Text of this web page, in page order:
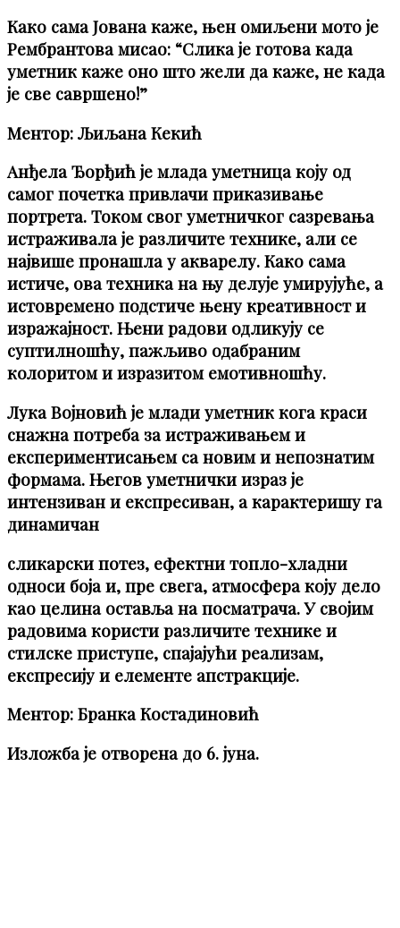
Како сама Јована каже, њен омиљени мото је
Рембрантова мисао: “Слика је готова када
уметник каже оно што жели да каже, не када
је све савршено!”
Ментор: Љиљана Кекић
Анђела Ђорђић је млада уметница коју од
самог почетка привлачи приказивање
портрета. Током свог уметничког сазревања
истраживала је различите технике, али се
највише пронашла у акварелу. Како сама
истиче, ова техника на њу делује умирујуће, а
истовремено подстиче њену креативност и
изражајност. Њени радови одликују се
суптилношћу, пажљиво одабраним
колоритом и изразитом емотивношћу.
Лука Војновић је млади уметник кога краси
снажна потреба за истраживањем и
експериментисањем са новим и непознатим
формама. Његов уметнички израз је
интензиван и експресиван, а карактеришу га
динамичан
сликарски потез, ефектни топло-хладни
односи боја и, пре свега, атмосфера коју дело
као целина оставља на посматрача. У својим
радовима користи различите технике и
стилске приступе, спајајући реализам,
експресију и елементе апстракције.
Ментор: Бранка Костадиновић
Изложба је отворена до 6. јуна.